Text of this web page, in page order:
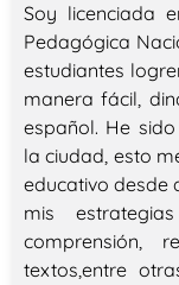
Soy licenciada
Pedagógica
estudiantes
manera fácil,
español. He
la ciudad, esto
educativo desde
mis
comprensión,
textos,entre